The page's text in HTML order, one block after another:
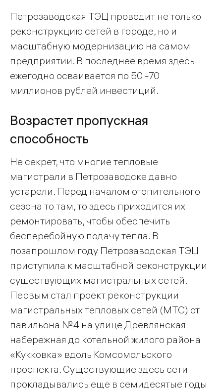
Петрозаводская ТЭЦ проводит не только
реконструкцию сетей в городе, но и
масштабную модернизацию на самом
предприятии. В последнее время здесь
ежегодно осваивается по 50 -70
миллионов рублей инвестиций.
Возрастет пропускная
способность
Не секрет, что многие тепловые
магистрали в Петрозаводске давно
устарели. Перед началом отопительного
сезона то там, то здесь приходится их
ремонтировать, чтобы обеспечить
бесперебойную подачу тепла. В
позапрошлом году Петрозаводская ТЭЦ
приступила к масштабной реконструкции
существующих магистральных сетей.
Первым стал проект реконструкции
магистральных тепловых сетей (МТС) от
павильона №4 на улице Древлянская
набережная до котельной жилого района
«Кукковка» вдоль Комсомольского
проспекта. Существующие здесь сети
прокладывались еще в семидесятые годы